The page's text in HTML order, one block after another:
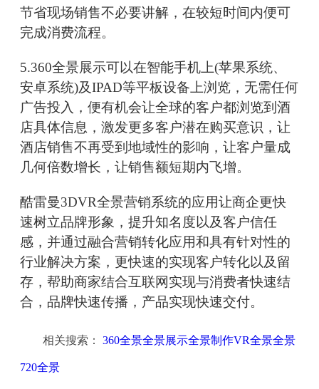
节省现场销售不必要讲解，在较短时间内便可
完成消费流程。
5.360全景展示可以在智能手机上(苹果系统、
安卓系统)及IPAD等平板设备上浏览，无需任何
广告投入，便有机会让全球的客户都浏览到酒
店具体信息，激发更多客户潜在购买意识，让
酒店销售不再受到地域性的影响，让客户量成
几何倍数增长，让销售额短期内飞增。
酷雷曼3DVR全景营销系统的应用让商企更快
速树立品牌形象，提升知名度以及客户信任
感，并通过融合营销转化应用和具有针对性的
行业解决方案，更快速的实现客户转化以及留
存，帮助商家结合互联网实现与消费者快速结
合，品牌快速传播，产品实现快速交付。
相关搜索： 360全景全景展示全景制作VR全景全景
720全景